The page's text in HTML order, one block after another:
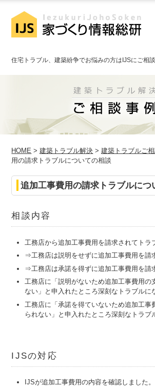
住宅トラブル、建築紛争でお悩みの方はIJSにご相
HOME >建築トラブル解決 >建築トラブルご相
用の請求トラブルについての相談
追加工事費用の請求トラブルにつ
相談内容
工務店から追加工事費用を請求されてトラ
⇒工務店は説明をせずに追加工事費用を請
⇒工務店は承諾を得ずに追加工事費用を請
工務店に「説明がないため追加工事費用の
ない」と申入れたところ深刻なトラブルに
工務店に「承諾を得ていないため追加工事
られない」と申入れたところ深刻なトラブ
IJSの対応
IJSが追加工事費用の内容を確認しました。